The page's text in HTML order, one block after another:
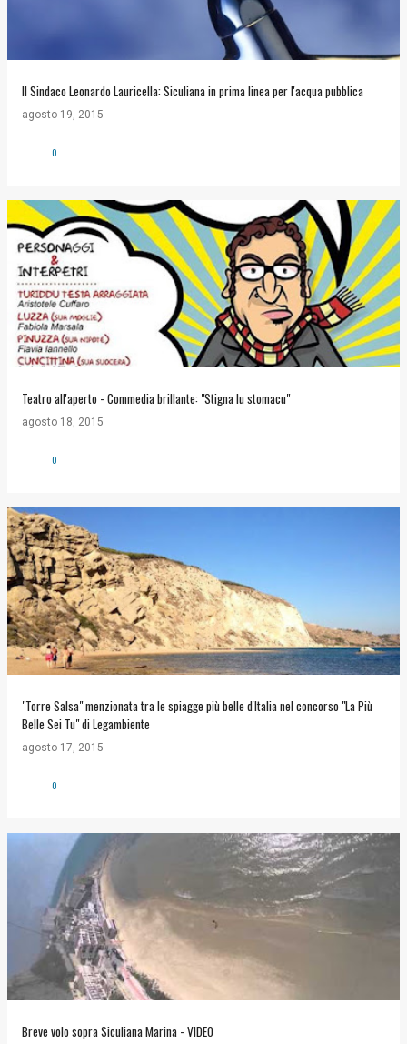
Il Sindaco Leonardo Lauricella: Siculiana in prima linea per l'acqua pubblica
agosto 19, 2015
0
Teatro all'aperto - Commedia brillante: "Stigna lu stomacu"
agosto 18, 2015
0
"Torre Salsa" menzionata tra le spiagge più belle d'Italia nel concorso "La Più
Belle Sei Tu" di Legambiente
agosto 17, 2015
0
Breve volo sopra Siculiana Marina - VIDEO